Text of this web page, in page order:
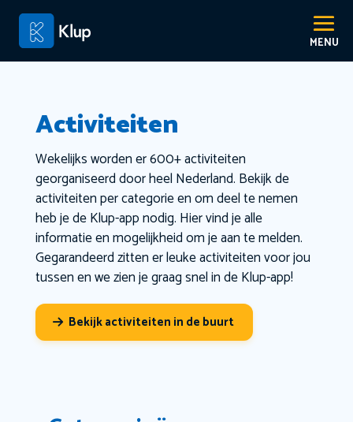
Activiteiten
Wekelijks worden er 600+ activiteiten
georganiseerd door heel Nederland. Bekijk de
activiteiten per categorie en om deel te nemen
heb je de Klup-app nodig. Hier vind je alle
informatie en mogelijkheid om je aan te melden.
Gegarandeerd zitten er leuke activiteiten voor jou
tussen en we zien je graag snel in de Klup-app!
Bekijk activiteiten in de buurt